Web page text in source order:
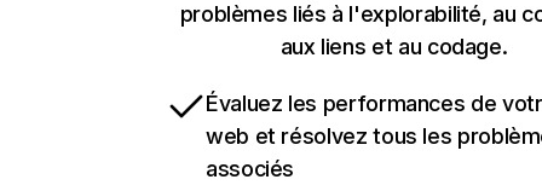
problèmes liés à l'explorabilité, au
aux liens et au codage.
Évaluez les performances de
web et résolvez tous les
associés